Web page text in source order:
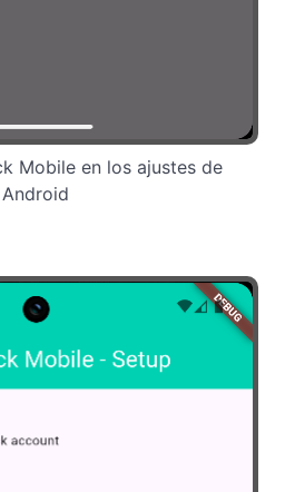
Mobile en los ajustes de
Android